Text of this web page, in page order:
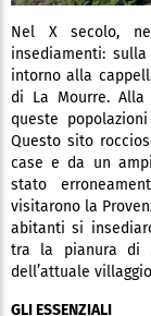
Nel X secolo,
insediamenti:
intorno alla
di La Mourre.
queste
Questo sito
case e da un
stato
visitarono la
abitanti si
tra la pianura di
dell’attuale
GLI ESSENZIALI